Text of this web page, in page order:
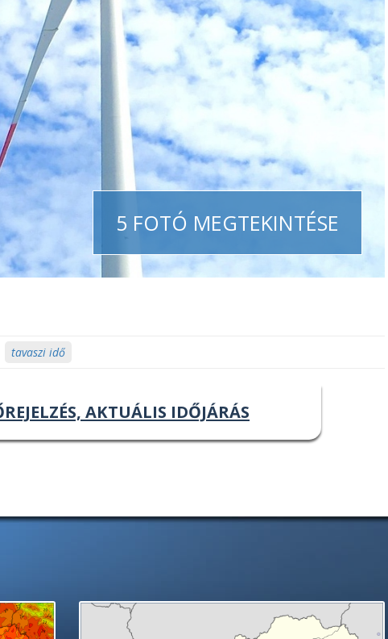
5 FOTÓ MEGTEKINTÉSE
tavaszi idő
AKTUÁLIS IDŐJÁRÁS